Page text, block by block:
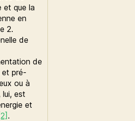
et que la
en
2.
de
de
et pré-
ou à
lui, est
et
.